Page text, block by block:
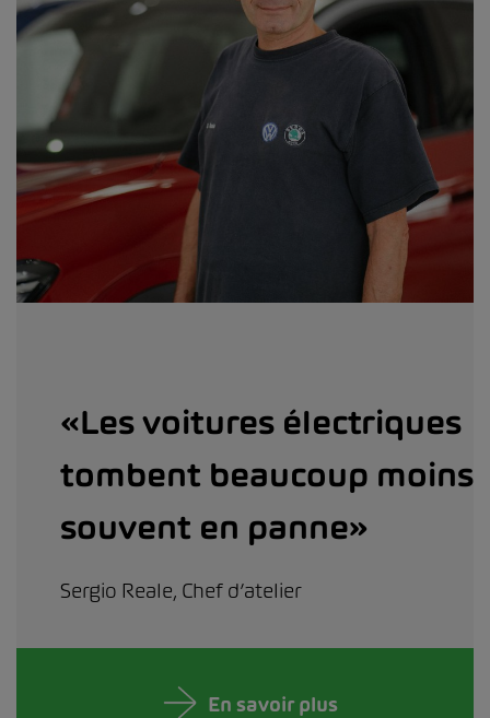
«Les voitures électriques
tombent beaucoup moins
souvent en panne»
Sergio Reale, Chef d’atelier
En savoir plus